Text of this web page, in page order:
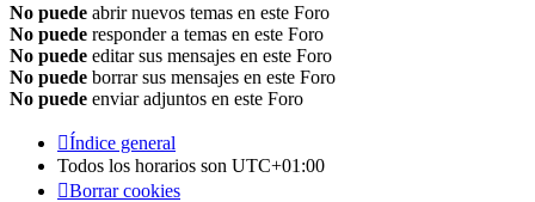
No puede abrir nuevos temas en este Foro
No puede responder a temas en este Foro
No puede editar sus mensajes en este Foro
No puede borrar sus mensajes en este Foro
No puede enviar adjuntos en este Foro
Índice general
Todos los horarios son UTC+01:00
Borrar cookies